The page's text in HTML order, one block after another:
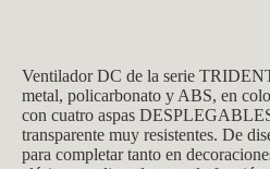
Ventilador DC de la serie
metal, policarbonato y ABS, en
con cuatro aspas
transparente muy resistentes. De
para completar tanto en